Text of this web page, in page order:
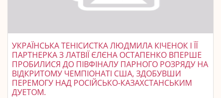
УКРАЇНСЬКА ТЕНІСИСТКА ЛЮДМИЛА КІЧЕНОК І ЇЇ
ПАРТНЕРКА З ЛАТВІЇ ЄЛЄНА ОСТАПЕНКО ВПЕРШЕ
ПРОБИЛИСЯ ДО ПІВФІНАЛУ ПАРНОГО РОЗРЯДУ НА
ВІДКРИТОМУ ЧЕМПІОНАТІ США, ЗДОБУВШИ
ПЕРЕМОГУ НАД РОСІЙСЬКО-КАЗАХСТАНСЬКИМ
ДУЕТОМ.